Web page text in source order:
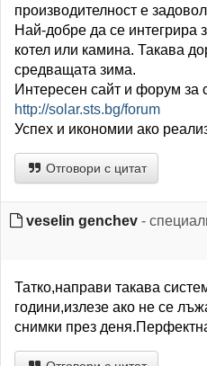
производителност е
Най-добре да се интегрира
котел или камина. Такава
средващата зима.
Интересен сайт и форум за
http://solar.sts.bg/forum
Успех и икономии ако
Отговори с цитат
veselin genchev -
Татко,направи такава
години,излезе ако не се
снимки през